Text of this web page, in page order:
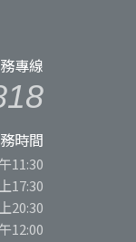
專線
時間
11:30
17:30
20:30
12:00